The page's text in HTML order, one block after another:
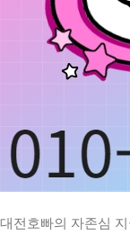
대전호빠의 자존심